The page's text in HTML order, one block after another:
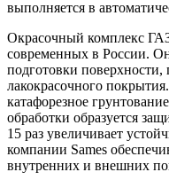
выполняется в
Окрасочный комплекс
современных в России.
подготовки поверхности,
лакокрасочного
катафорезное
обработки образуется
15 раз увеличивает
компании Sames
внутренних и внешних